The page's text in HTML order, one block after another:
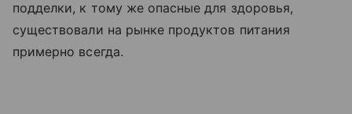
подделки, к тому же опасные для здоровья,
существовали на рынке продуктов питания
примерно всегда.